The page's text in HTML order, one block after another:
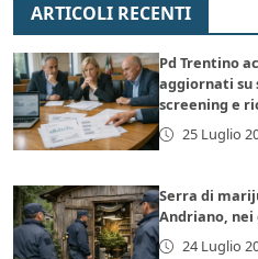
ARTICOLI RECENTI
Pd Trentino
aggiornati su
screening e
25 Luglio
Serra di
Andriano, nei
24 Luglio